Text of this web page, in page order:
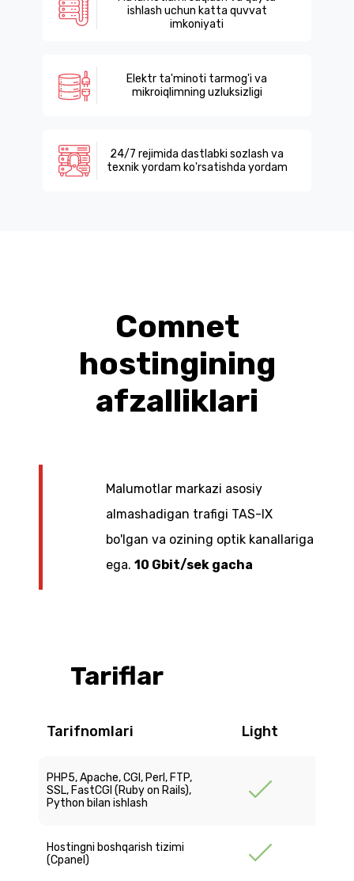
ishlash uchun katta quvvat
imkoniyati
Elektr ta'minoti tarmog'i va
mikroiqlimning uzluksizligi
24/7 rejimida dastlabki sozlash va
texnik yordam ko'rsatishda yordam
Comnet
hostingining
afzalliklari
Malumotlar markazi asosiy
almashadigan trafigi TAS-IX
bo'lgan va ozining optik kanallariga
ega. 10 Gbit/sek gacha
Tariflar
Tarifnomlari Light
PHP5, Apache, CGI, Perl, FTP,
SSL, FastCGI (Ruby on Rails),
Python bilan ishlash
Hostingni boshqarish tizimi
(Cpanel)